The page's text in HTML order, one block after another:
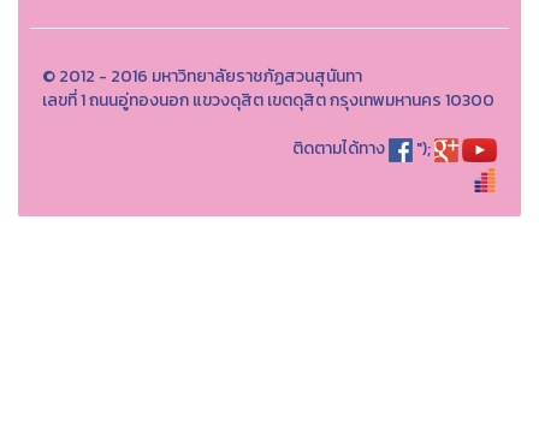
© 2012 - 2016 มหาวิทยาลัยราชภัฏสวนสุนันทา
เลขที่ 1 ถนนอู่ทองนอก แขวงดุสิต เขตดุสิต กรุงเทพมหานคร 10300
ติดตามได้ทาง
");